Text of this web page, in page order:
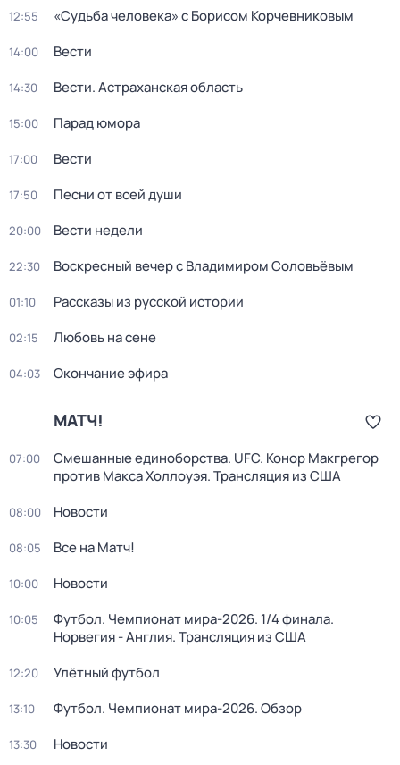
12:55 «Судьба человека» с Борисом Корчевниковым
14:00 Вести
14:30 Вести. Астраханская область
15:00 Парад юмора
17:00 Вести
17:50 Песни от всей души
20:00 Вести недели
22:30 Воскресный вечер с Владимиром Соловьёвым
01:10 Рассказы из русской истории
02:15 Любовь на сене
04:03 Окончание эфира
МАТЧ!
07:00
Смешанные единоборства. UFC. Конор Макгрегор
против Макса Холлоуэя. Трансляция из США
08:00 Новости
08:05 Все на Матч!
10:00 Новости
10:05
Футбол. Чемпионат мира-2026. 1/4 финала.
Норвегия - Англия. Трансляция из США
12:20 Улётный футбол
13:10 Футбол. Чемпионат мира-2026. Обзор
13:30 Новости